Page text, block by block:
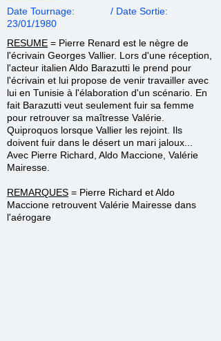
Date Tournage: / Date Sortie:
23/01/1980
RESUME = Pierre Renard est le nègre de
l'écrivain Georges Vallier. Lors d'une réception,
l'acteur italien Aldo Barazutti le prend pour
l'écrivain et lui propose de venir travailler avec
lui en Tunisie à l'élaboration d'un scénario. En
fait Barazutti veut seulement fuir sa femme
pour retrouver sa maîtresse Valérie.
Quiproquos lorsque Vallier les rejoint. Ils
doivent fuir dans le désert un mari jaloux...
Avec Pierre Richard, Aldo Maccione, Valérie
Mairesse.
REMARQUES = Pierre Richard et Aldo
Maccione retrouvent Valérie Mairesse dans
l'aérogare